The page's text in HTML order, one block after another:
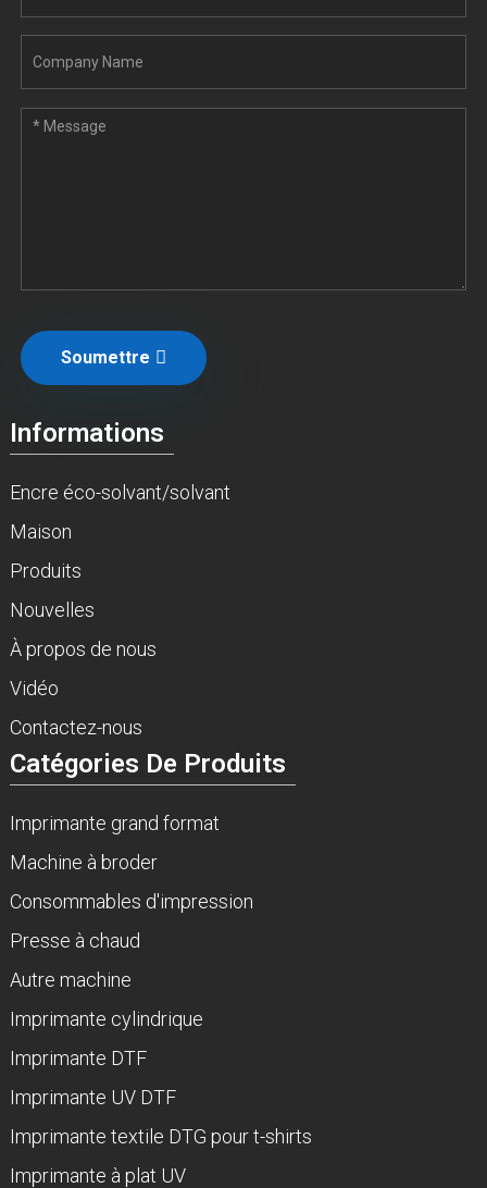
Soumettre
Informations
Encre éco-solvant/solvant
Maison
Produits
Nouvelles
À propos de nous
Vidéo
Contactez-nous
Catégories De Produits
Imprimante grand format
Machine à broder
Consommables d'impression
Presse à chaud
Autre machine
Imprimante cylindrique
Imprimante DTF
Imprimante UV DTF
Imprimante textile DTG pour t-shirts
Imprimante à plat UV